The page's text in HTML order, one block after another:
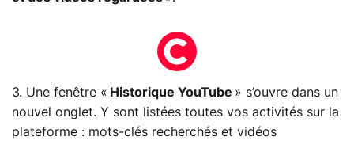
3. Une fenêtre « Historique YouTube » s’ouvre dans un
nouvel onglet. Y sont listées toutes vos activités sur la
plateforme : mots-clés recherchés et vidéos